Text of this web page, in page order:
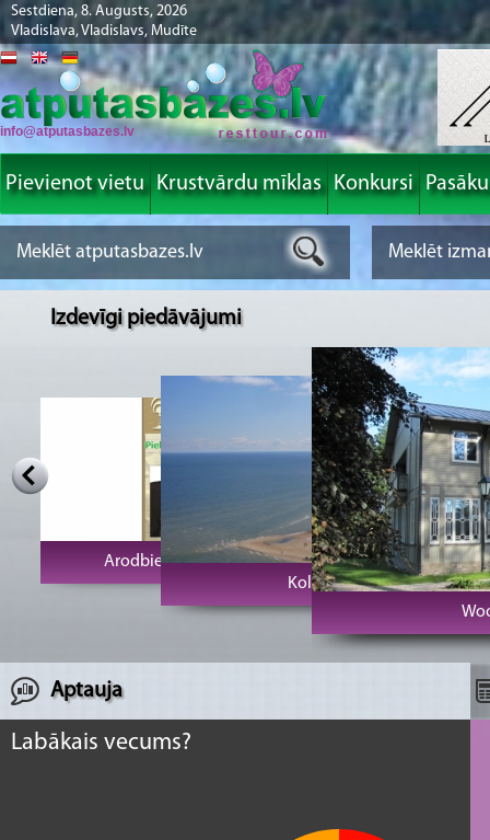
Sestdiena, 8. Augusts, 2026
Vladislava, Vladislavs, Mudīte
info@atputasbazes.lv
Pievienot vietu Krustvārdu mīklas Konkursi
Izdevīgi piedāvājumi
Kolkas rags un bāka
Arodbiedrību klubs Vecrīga
Aptauja
Labākais vecums?